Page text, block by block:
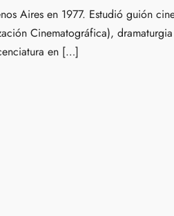
Aires en 1977. Estudió guión
Cinematográfica),
en […]